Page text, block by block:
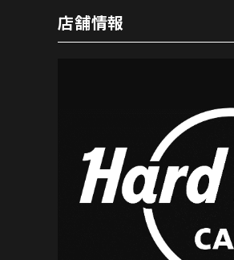
店舗情報